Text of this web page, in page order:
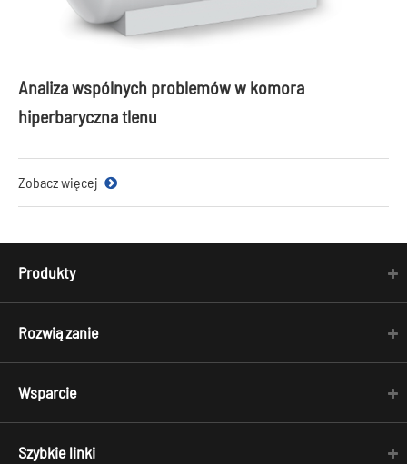
Analiza wspólnych problemów w komora
hiperbaryczna tlenu
Zobacz więcej
Produkty
Rozwiązanie
Wsparcie
Szybkie linki